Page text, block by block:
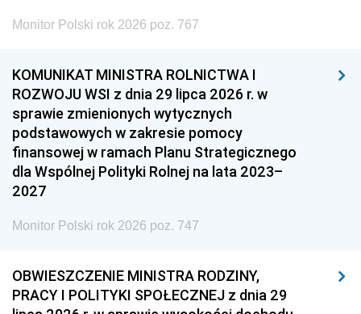
Monitor Polski rok 2026 poz. 767
KOMUNIKAT MINISTRA ROLNICTWA I
ROZWOJU WSI z dnia 29 lipca 2026 r. w
sprawie zmienionych wytycznych
podstawowych w zakresie pomocy
finansowej w ramach Planu Strategicznego
dla Wspólnej Polityki Rolnej na lata 2023–
2027
Monitor Polski rok 2026 poz. 747
OBWIESZCZENIE MINISTRA RODZINY,
PRACY I POLITYKI SPOŁECZNEJ z dnia 29